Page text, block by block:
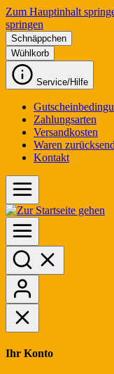
Zum Hauptinhalt
springen
Schnäppchen
Wühlkorb
Service/Hilfe
Zahlungsarten
Versandkosten
Waren
Kontakt
Ihr Konto